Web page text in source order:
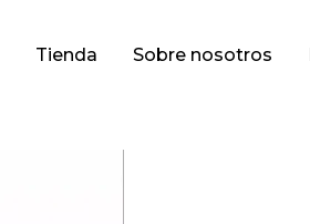
Tienda Sobre nosotros